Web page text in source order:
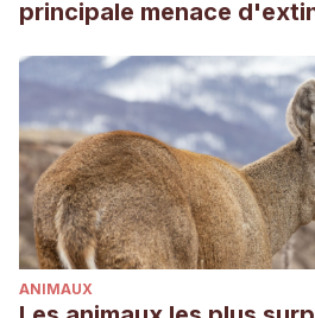
principale menace
ANIMAUX